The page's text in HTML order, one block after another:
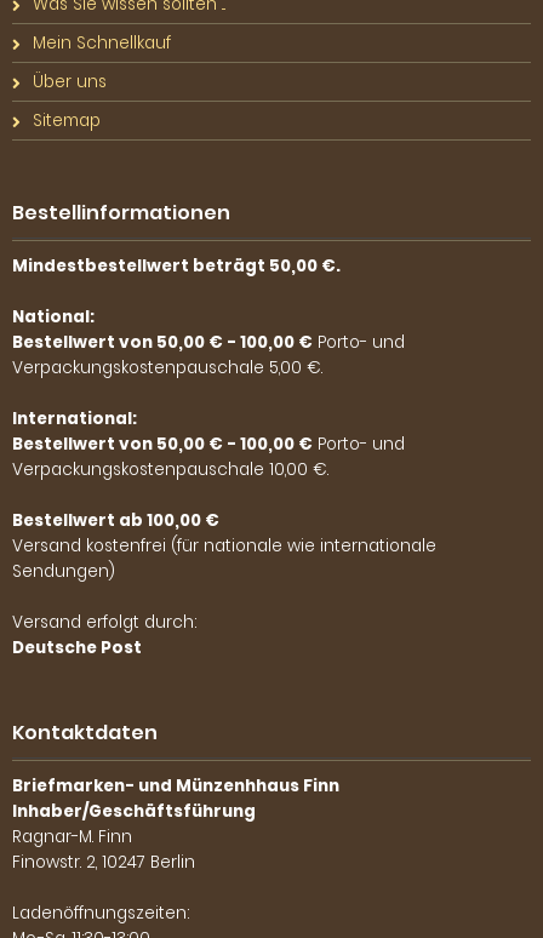
Mein Schnellkauf
Über uns
Sitemap
Bestellinformationen
Mindestbestellwert beträgt 50,00 €.
National:
Bestellwert von 50,00 € - 100,00 € Porto- und
Verpackungskostenpauschale 5,00 €.
International:
Bestellwert von 50,00 € - 100,00 € Porto- und
Verpackungskostenpauschale 10,00 €.
Bestellwert ab 100,00 €
Versand kostenfrei (für nationale wie internationale
Sendungen)
Versand erfolgt durch:
Deutsche Post
Kontaktdaten
Briefmarken- und Münzenhhaus Finn
Inhaber/Geschäftsführung
Ragnar-M. Finn
Finowstr. 2, 10247 Berlin
Ladenöffnungszeiten: